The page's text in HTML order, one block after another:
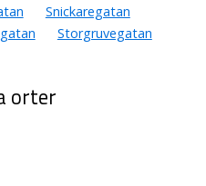
Snickaregatan
Storgruvegatan
orter